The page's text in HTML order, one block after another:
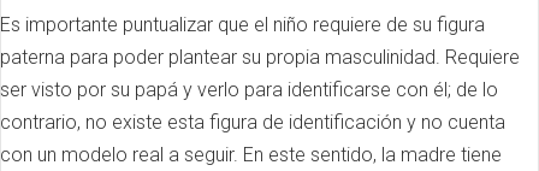
Es importante puntualizar que el niño requiere de su figura
paterna para poder plantear su propia masculinidad. Requiere
ser visto por su papá y verlo para identificarse con él; de lo
contrario, no existe esta figura de identificación y no cuenta
con un modelo real a seguir. En este sentido, la madre tiene